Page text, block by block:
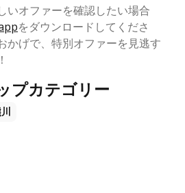
いオファーを確認したい場合
をダウンロードしてくださ
かげで、特別オファーを見逃す
プカテゴリー